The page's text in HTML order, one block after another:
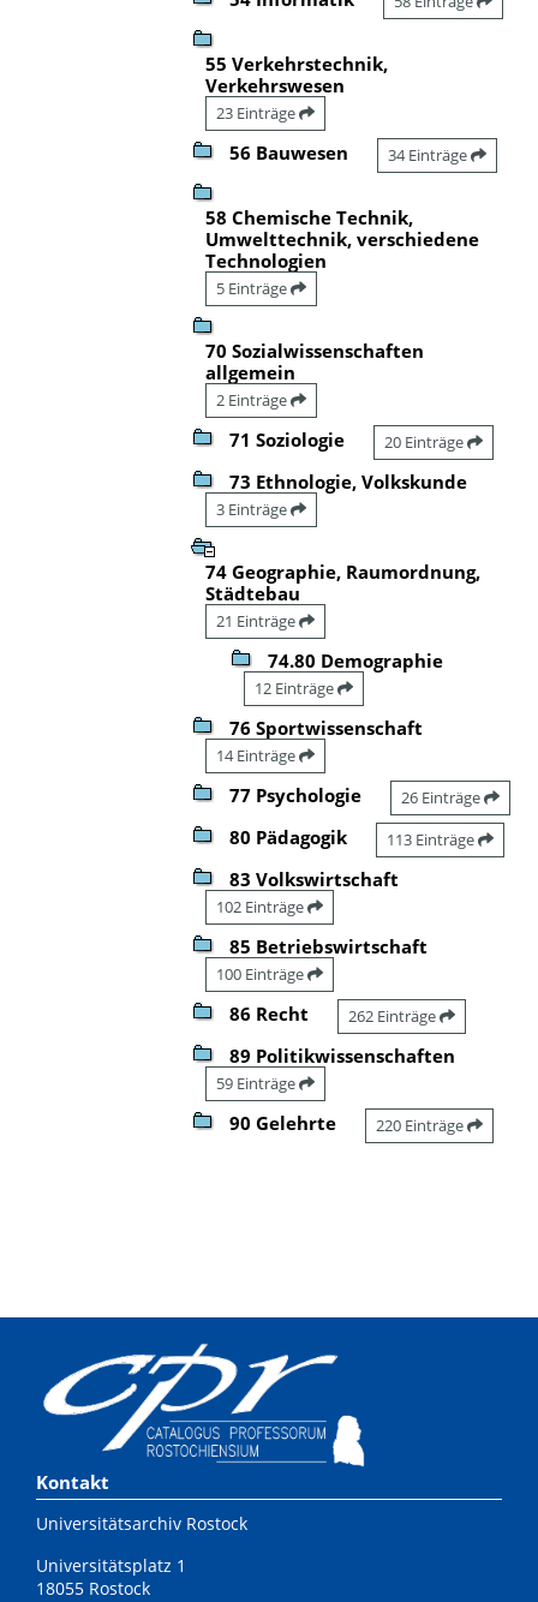
55 Verkehrstechnik,
Verkehrswesen
23 Einträge
56 Bauwesen 34 Einträge
58 Chemische Technik,
Umwelttechnik, verschiedene
Technologien
5 Einträge
70 Sozialwissenschaften
allgemein
2 Einträge
71 Soziologie 20 Einträge
73 Ethnologie, Volkskunde
3 Einträge
74 Geographie, Raumordnung,
Städtebau
21 Einträge
74.80 Demographie
12 Einträge
76 Sportwissenschaft
14 Einträge
77 Psychologie 26 Einträge
80 Pädagogik 113 Einträge
83 Volkswirtschaft
102 Einträge
85 Betriebswirtschaft
100 Einträge
86 Recht 262 Einträge
89 Politikwissenschaften
59 Einträge
90 Gelehrte 220 Einträge
Kontakt
Universitätsarchiv Rostock
Universitätsplatz 1
18055 Rostock